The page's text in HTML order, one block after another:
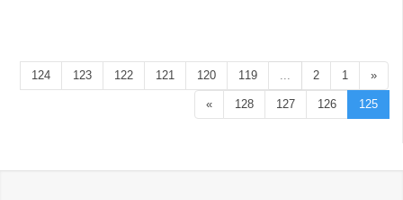
«
1
2
...
119
120
121
122
123
124
125
126
127
128
»